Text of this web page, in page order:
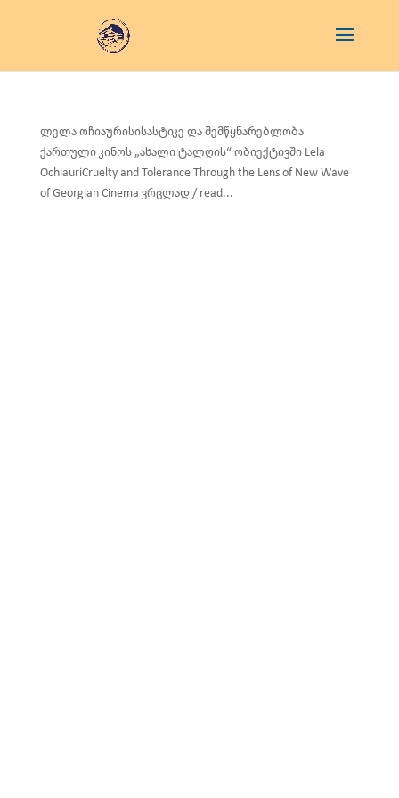
ლელა ოჩიაურისისასტიკე და შემწყნარებლობა
ქართული კინოს „ახალი ტალღის“ ობიექტივში Lela
OchiauriCruelty and Tolerance Through the Lens of New Wave
of Georgian Cinema ვრცლად / read...